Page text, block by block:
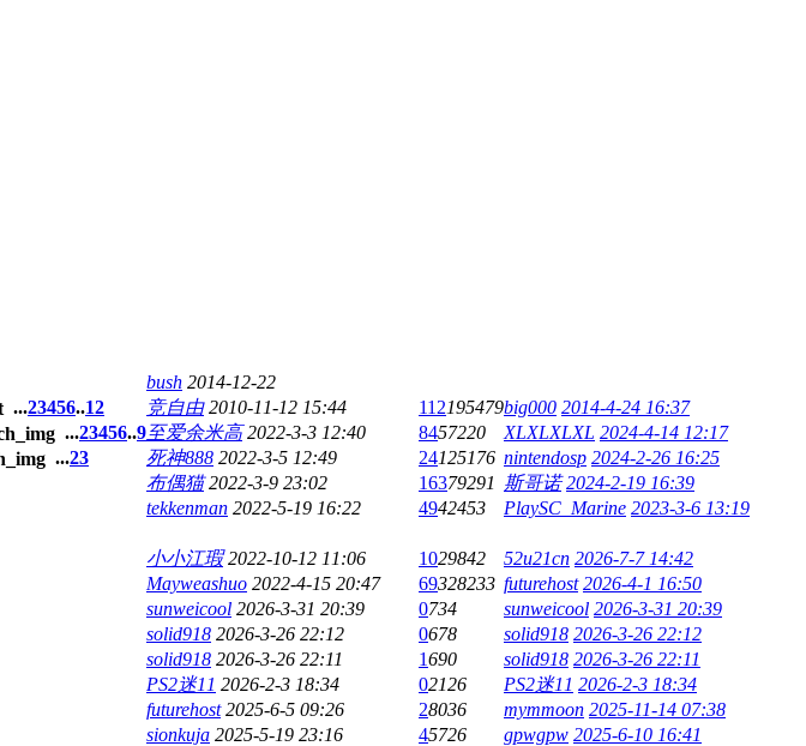
bush 2014-12-22
...23456..12 竞自由 2010-11-12 15:44 112195479big000 2014-4-24 16:37
...23456..9至爱余米高 2022-3-3 12:40 8457220 XLXLXLXL 2024-4-14 12:17
...23 死神888 2022-3-5 12:49 24125176 nintendosp 2024-2-26 16:25
布偶猫 2022-3-9 23:02 16379291 斯哥诺 2024-2-19 16:39
tekkenman 2022-5-19 16:22 4942453 PlaySC_Marine 2023-3-6 13:19
小小江瑕 2022-10-12 11:06 1029842 52u21cn 2026-7-7 14:42
Mayweashuo 2022-4-15 20:47 69328233 futurehost 2026-4-1 16:50
sunweicool 2026-3-31 20:39 0734 sunweicool 2026-3-31 20:39
solid918 2026-3-26 22:12 0678 solid918 2026-3-26 22:12
solid918 2026-3-26 22:11 1690 solid918 2026-3-26 22:11
PS2迷11 2026-2-3 18:34 02126 PS2迷11 2026-2-3 18:34
futurehost 2025-6-5 09:26 28036 mymmoon 2025-11-14 07:38
sionkuja 2025-5-19 23:16 45726 gpwgpw 2025-6-10 16:41